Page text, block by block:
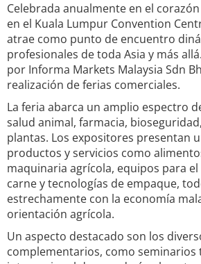
Celebrada anualmente en el
en el Kuala Lumpur Convention
atrae como punto de encuentro
profesionales de toda Asia y más
por Informa Markets Malaysia Sdn
realización de ferias comerciales.
La feria abarca un amplio espectro
salud animal, farmacia,
plantas. Los expositores presentan
productos y servicios como
maquinaria agrícola, equipos para
carne y tecnologías de empaque,
estrechamente con la economía
orientación agrícola.
Un aspecto destacado son los
complementarios, como seminarios